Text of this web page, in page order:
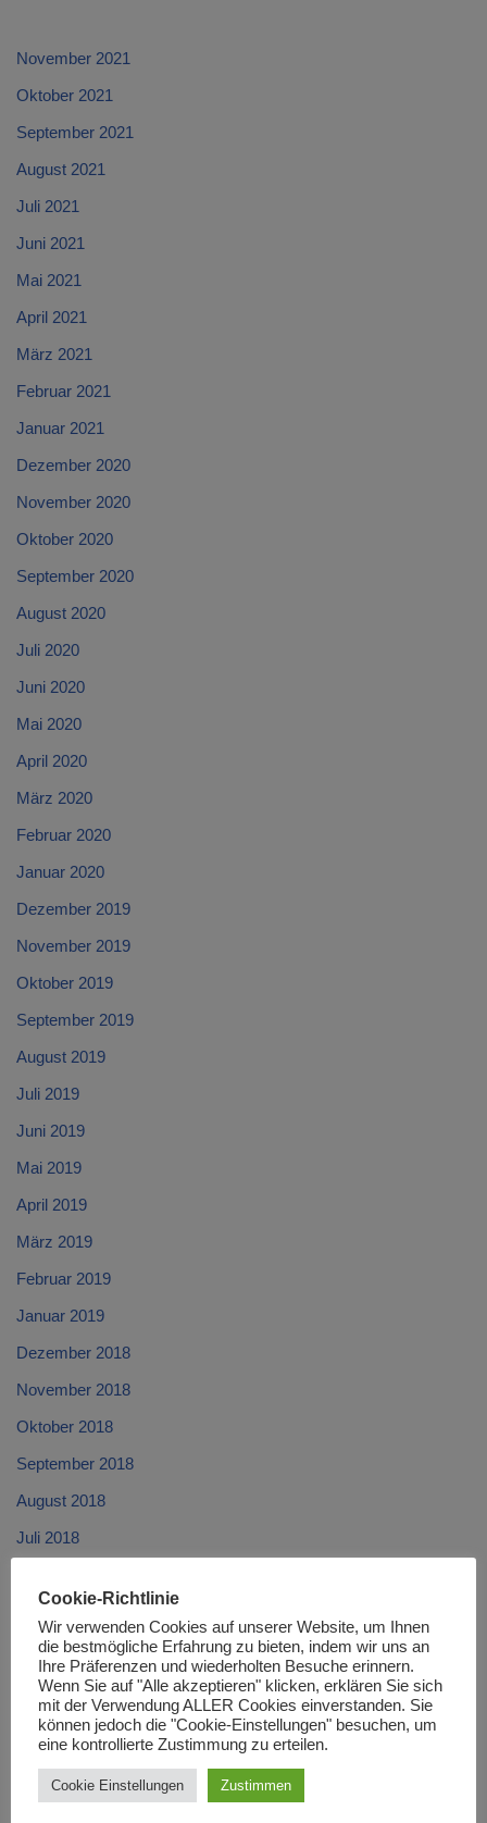
November 2021
Oktober 2021
September 2021
August 2021
Juli 2021
Juni 2021
Mai 2021
April 2021
März 2021
Februar 2021
Januar 2021
Dezember 2020
November 2020
Oktober 2020
September 2020
August 2020
Juli 2020
Juni 2020
Mai 2020
April 2020
März 2020
Februar 2020
Januar 2020
Dezember 2019
November 2019
Oktober 2019
September 2019
August 2019
Juli 2019
Juni 2019
Mai 2019
April 2019
März 2019
Februar 2019
Januar 2019
Dezember 2018
November 2018
Oktober 2018
September 2018
August 2018
Juli 2018
April 2018
März 2018
Februar 2018
Dezember 2017
Cookie-Richtlinie
Wir verwenden Cookies auf unserer Website, um Ihnen
die bestmögliche Erfahrung zu bieten, indem wir uns an
Ihre Präferenzen und wiederholten Besuche erinnern.
Wenn Sie auf "Alle akzeptieren" klicken, erklären Sie sich
mit der Verwendung ALLER Cookies einverstanden. Sie
können jedoch die "Cookie-Einstellungen" besuchen, um
eine kontrollierte Zustimmung zu erteilen.
Cookie Einstellungen Zustimmen